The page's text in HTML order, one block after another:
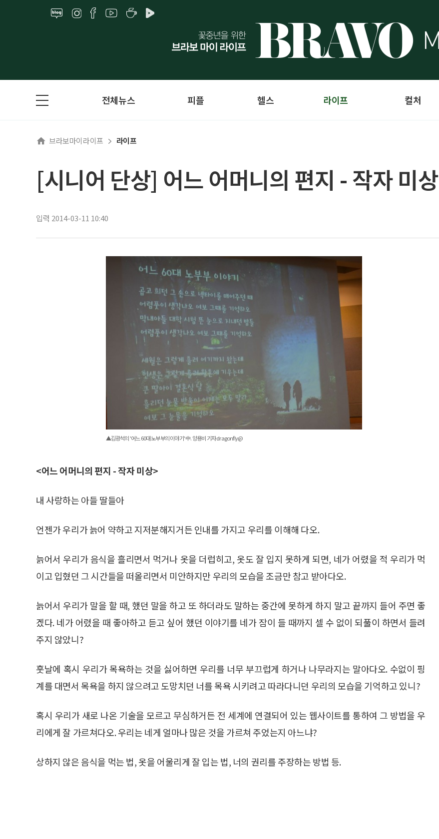
전체뉴스 피플 헬스 라이프 컬처
브라보마이라이프 라이프
[시니어 단상] 어느 어머니의 편지 - 작자 미상
입력 2014-03-11 10:40
▲김광석의 '어느 60대 노부부의 이야기' 中. 양용비 기자 dragonfly@
<어느 어머니의 편지 - 작자 미상>
내 사랑하는 아들 딸들아
언젠가 우리가 늙어 약하고 지저분해지거든 인내를 가지고 우리를 이해해 다오.
늙어서 우리가 음식을 흘리면서 먹거나 옷을 더럽히고, 옷도 잘 입지 못하게 되면, 네가 어렸을 적 우리가 먹
이고 입혔던 그 시간들을 떠올리면서 미안하지만 우리의 모습을 조금만 참고 받아다오.
늙어서 우리가 말을 할 때, 했던 말을 하고 또 하더라도 말하는 중간에 못하게 하지 말고 끝까지 들어 주면 좋
겠다. 네가 어렸을 때 좋아하고 듣고 싶어 했던 이야기를 네가 잠이 들 때까지 셀 수 없이 되풀이 하면서 들려
주지 않았니?
훗날에 혹시 우리가 목욕하는 것을 싫어하면 우리를 너무 부끄럽게 하거나 나무라지는 말아다오. 수없이 핑
계를 대면서 목욕을 하지 않으려고 도망치던 너를 목욕 시키려고 따라다니던 우리의 모습을 기억하고 있니?
혹시 우리가 새로 나온 기술을 모르고 무심하거든 전 세계에 연결되어 있는 웹사이트를 통하여 그 방법을 우
리에게 잘 가르쳐다오. 우리는 네게 얼마나 많은 것을 가르쳐 주었는지 아느냐?
상하지 않은 음식을 먹는 법, 옷을 어울리게 잘 입는 법, 너의 권리를 주장하는 방법 등.